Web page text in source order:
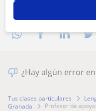
Comparte a este
¿Hay algún error
Tus clases particulares
Granada
profesor de